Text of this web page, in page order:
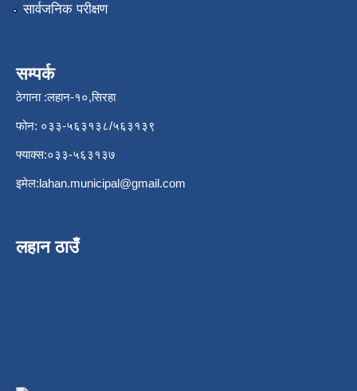
सार्वजनिक परीक्षण
सम्पर्क
ठेगाना :लहान-१०,सिरहा
फोन: ०३३-५६३१३८/५६३१३९
फ्याक्स:०३३-५६३१३७
इमेल:lahan.municipal@gmail.com
लहान ठाउँ